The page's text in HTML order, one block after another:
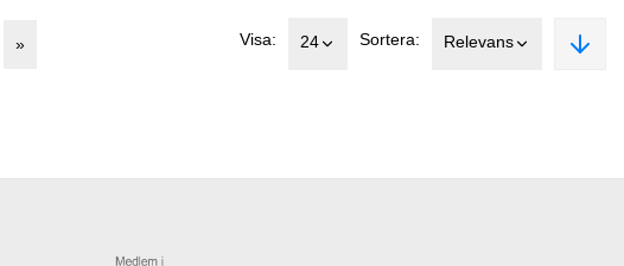
» Visa: 24 Sortera: Relevans